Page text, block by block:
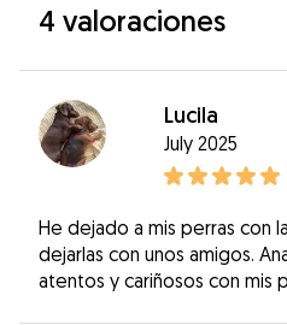
4 valoraciones
Lucila
July 2025
He dejado a mis perras con
dejarlas con unos amigos.
atentos y cariñosos con mis